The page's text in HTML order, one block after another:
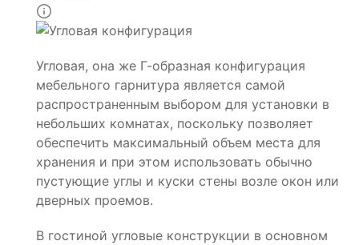
Угловая, она же Г-образная конфигурация
мебельного гарнитура является самой
распространенным выбором для установки в
небольших комнатах, поскольку позволяет
обеспечить максимальный объем места для
хранения и при этом использовать обычно
пустующие углы и куски стены возле окон или
дверных проемов.
В гостиной угловые конструкции в основном